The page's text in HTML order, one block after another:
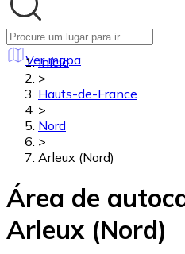
Ver mapa
Início
>
Hauts-de-France
>
Nord
>
Arleux (Nord)
Área de
Arleux (Nord)